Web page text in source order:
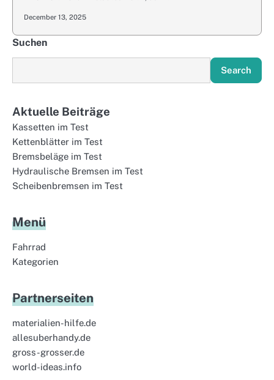
December 13, 2025
Suchen
Search
Aktuelle Beiträge
Kassetten im Test
Kettenblätter im Test
Bremsbeläge im Test
Hydraulische Bremsen im Test
Scheibenbremsen im Test
Menü
Fahrrad
Kategorien
Partnerseiten
materialien-hilfe.de
allesuberhandy.de
gross-grosser.de
world-ideas.info